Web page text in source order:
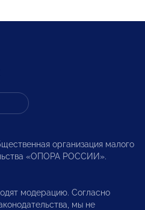
организация малого
«ОПОРА РОССИИ».
модерацию. Согласно
мы не